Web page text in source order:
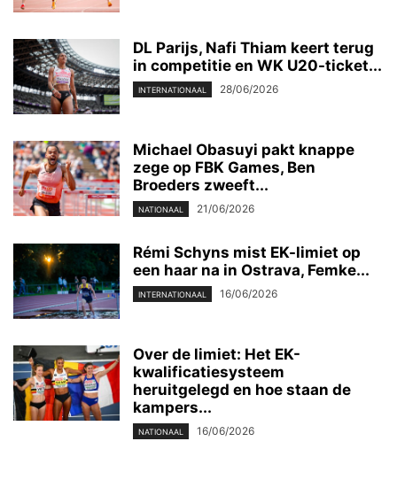
DL Parijs, Nafi Thiam keert terug
in competitie en WK U20-ticket...
INTERNATIONAAL 28/06/2026
Michael Obasuyi pakt knappe
zege op FBK Games, Ben
Broeders zweeft...
NATIONAAL 21/06/2026
Rémi Schyns mist EK-limiet op
een haar na in Ostrava, Femke...
INTERNATIONAAL 16/06/2026
Over de limiet: Het EK-
kwalificatiesysteem
heruitgelegd en hoe staan de
kampers...
NATIONAAL 16/06/2026